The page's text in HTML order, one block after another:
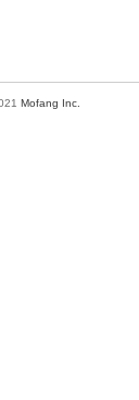
Mofang Inc.